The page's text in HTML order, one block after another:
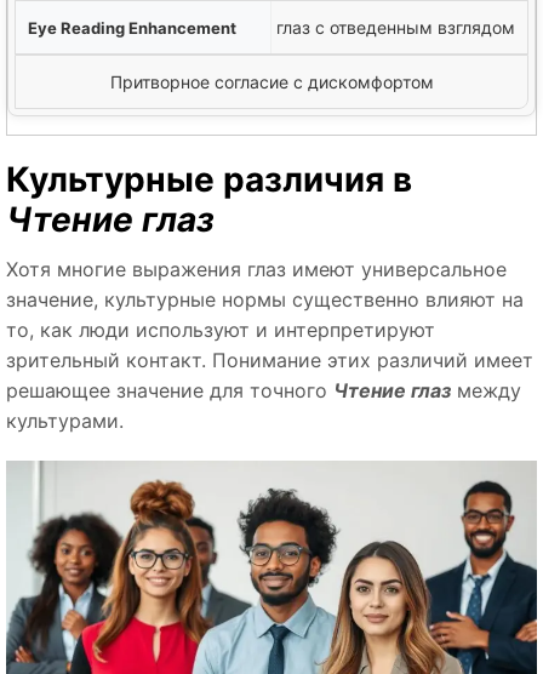
Напряженная область глаз с отведенным взглядом
Притворное согласие с дискомфортом
Культурные различия в
Чтение глаз
Хотя многие выражения глаз имеют универсальное
значение, культурные нормы существенно влияют на
то, как люди используют и интерпретируют
зрительный контакт. Понимание этих различий имеет
решающее значение для точного Чтение глаз между
культурами.